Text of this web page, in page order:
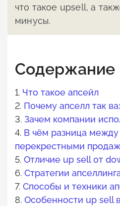
что такое upsell, а
минусы.
Содержание
1. Что такое апсейл
2. Почему апселл так
3. Зачем компании
4. В чём разница
перекрестными
5. Отличие up sell от
6. Стратегии
7. Способы и техники
8. Особенности up sell